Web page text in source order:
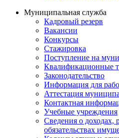
Муниципальная служба
Кадровый резерв
Вакансии
Конкурсы
Стажировка
Поступление на
Квалификационные
Законодательство
Информация для
Аттестация
Контактная
Учебные учреждения
Сведения о доходах,
обязательствах